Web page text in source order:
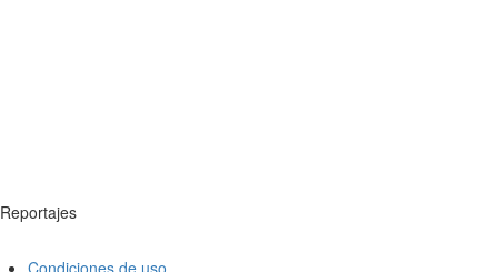
Reportajes
Condiciones de uso